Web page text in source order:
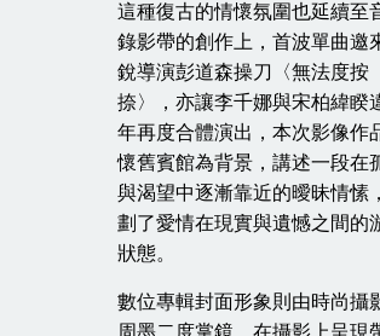
這種復古的情懷氛圍也延續至
錄影帶的創作上，首波單曲邀
銳導演彭道森操刀〈無法度按
捺〉，亦讓李千娜與宋柏緯睽
年再度合體演出，本次影像作
懷舊賓館為背景，講述一段在
與渴望中逐漸靠近的曖昧情愫
劃了愛情在現實與遺憾之間的
狀態。
數位專輯封面形象則由時尚攝
周墨二度掌鏡，在攝影上呈現